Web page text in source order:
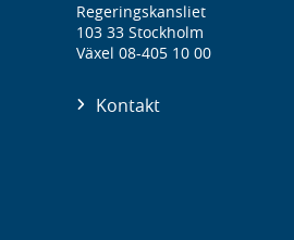
Regeringskansliet
103 33 Stockholm
Växel 08-405 10 00
Kontakt